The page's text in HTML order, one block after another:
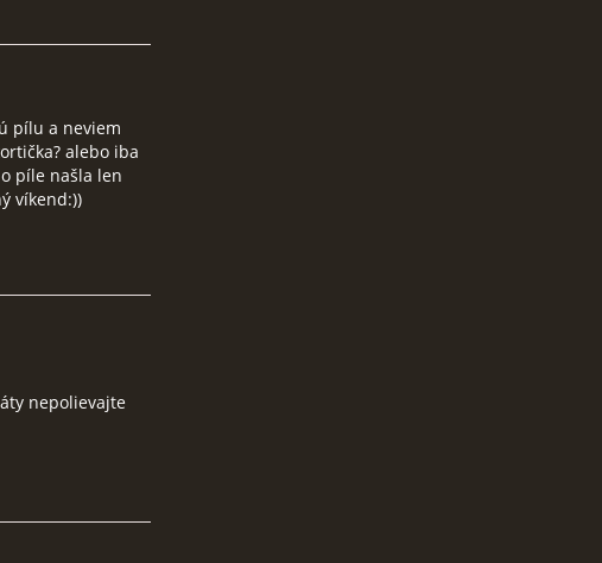
pílu a neviem
alebo iba
píle našla len
víkend:))
nepolievajte